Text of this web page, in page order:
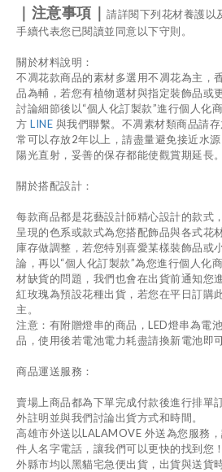
｜注意事項｜ 請詳閱下列花材養護以
手續代表您已閱讀並同意以下守則。
關於材料說明：
不凋花款商品的素材多選用不凋花為主，
品為輔，若您有植物選材與指定裝飾品或
討論細節後以“個人化訂製款”進行個人化
方 LINE 與我們聯繫。不凋素材類商品請
常可以存放2年以上，請盡量避免接近水
陽光直射，妥善的保存都能使觀賞期延長。
關於搭配設計：
每款商品都是花藝設計師精心設計的款式
呈現的色系或款式為您搭配飾品與各式花
庫存做調整，若您特別喜愛某樣裝飾品或
論，再以“個人化訂製款”為您進行個人化
材缺貨的問題，我們也會在出貨前通知您
紅玫瑰為預設花種出貨，若您在平日訂購
主。
注意：有附贈燈串的商品， LED燈串為電
品，使用後若電池電力耗盡請換新電池即可
商品運送服務：
賣場上商品都為下單完成付款後進行排單
外註明並與我們討論出貨方式和時間。
高雄市外送以LALAMOVE 外送為您服務
件人名字電話，讓我們可以更快的找到您！
外縣市均以黑貓宅急便出貨，出貨與送貨